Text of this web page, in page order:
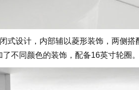
设计，内部辅以菱形装饰，两侧搭
不同颜色的装饰，配备16英寸轮圈